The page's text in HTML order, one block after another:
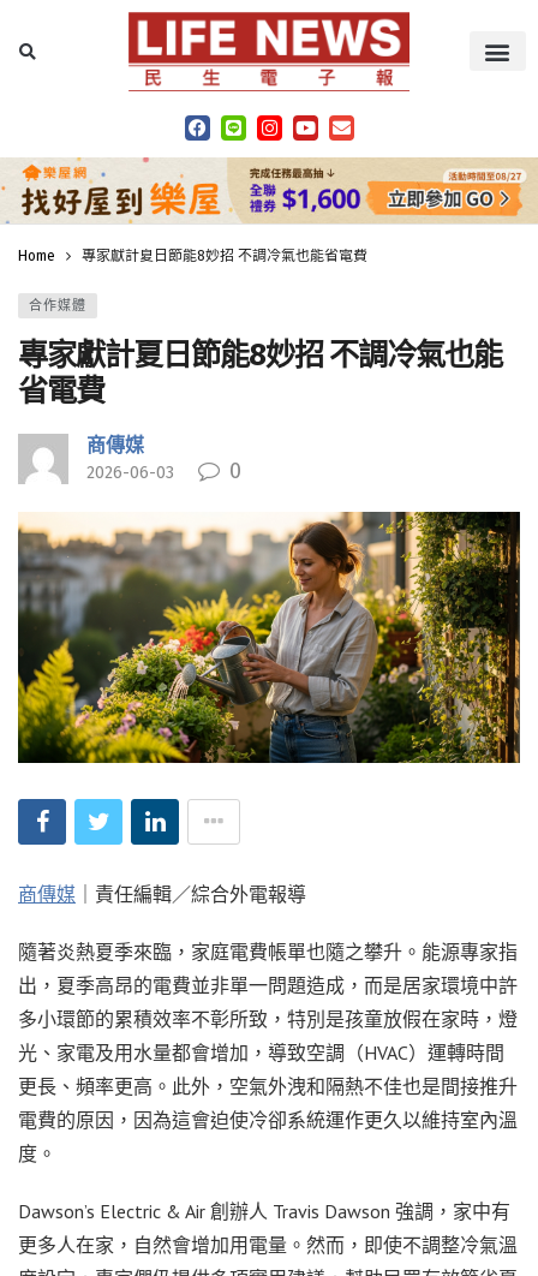
Home 專家獻計夏日節能8妙招 不調冷氣也能省電費
合作媒體
專家獻計夏日節能8妙招 不調冷氣也能
省電費
商傳媒
2026-06-03 0
商傳媒 ｜責任編輯／綜合外電報導
隨著炎熱夏季來臨，家庭電費帳單也隨之攀升。能源專家指
出，夏季高昂的電費並非單一問題造成，而是居家環境中許
多小環節的累積效率不彰所致，特別是孩童放假在家時，燈
光、家電及用水量都會增加，導致空調（HVAC）運轉時間
更長、頻率更高。此外，空氣外洩和隔熱不佳也是間接推升
電費的原因，因為這會迫使冷卻系統運作更久以維持室內溫
度。
Dawson’s Electric & Air 創辦人 Travis Dawson 強調，家中有
更多人在家，自然會增加用電量。然而，即使不調整冷氣溫